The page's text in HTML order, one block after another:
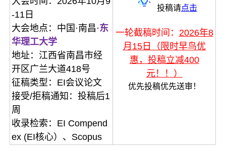
-11日
大会地点：中国·南昌·东
华理工大学
地址：江西省南昌市经
开区广兰大道418号
征稿类型：EI会议论文
接受/拒稿通知：投稿后1
周
收录检索：EI Compend
ex (EI核心）、Scopus
投稿请点击
一轮截稿时间： 2026年8
月15日（限时早鸟优
惠，投稿立减400
元！！）
优先投稿优先送审！